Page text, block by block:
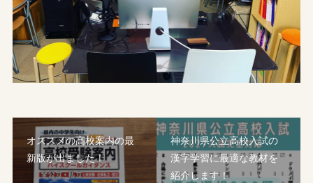
オススメの高校案内の最
新版が出ました！
神奈川県公立高校入試の
漢字学習に最適な教材を
紹介します！